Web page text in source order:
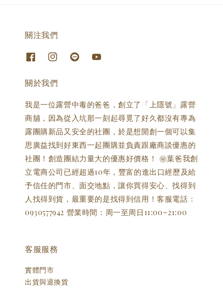
關注我們
關於我們
我是一位露營中毒的爸爸，創立了「上隱號」露營
商舖，因為從入坑那一刻起尋覓了好久都沒有專為
露團購新品又安全的社團，於是想開創一個可以集
思廣益找到好東西一起團購並負責跟廠商談優惠的
社團！創造團結力量大的優惠好價格！ ㊙️葉爸我創
立電商公司已經超過10年，豐富的進出口經歷及給
予信任的門市、面交地點，讓你買得安心、找得到
人找得到貨，最重要的是找得到信用！客服電話：
0930577942 營業時間：周一至周日11:00~21:00
客服服務
實體門市
出貨與退換貨